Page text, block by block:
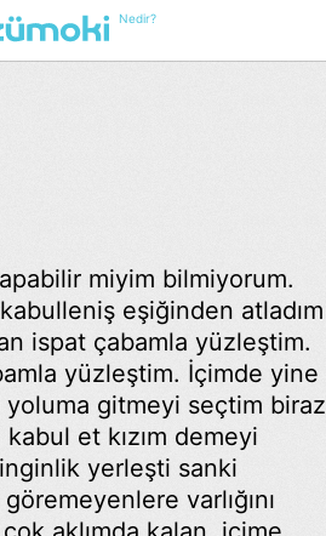
Nedir?
miyim bilmiyorum.
eşiğinden atladım
ispat çabamla yüzleştim.
yüzleştim. İçimde yine
yoluma gitmeyi seçtim biraz
et kızım demeyi
yerleşti sanki
varlığını